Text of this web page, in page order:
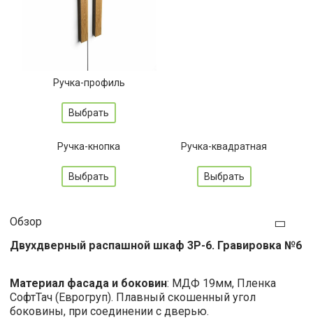
Ручка-профиль
Выбрать
Ручка-кнопка
Выбрать
Ручка-квадратная
Выбрать
Обзор
Двухдверный распашной шкаф 3Р-6. Гравировка №6
Материал фасада и боковин: МДФ 19мм, Пленка
СофтТач (Еврогруп). Плавный скошенный угол
боковины, при соединении с дверью.